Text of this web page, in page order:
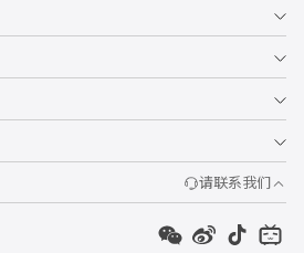
请联系我们